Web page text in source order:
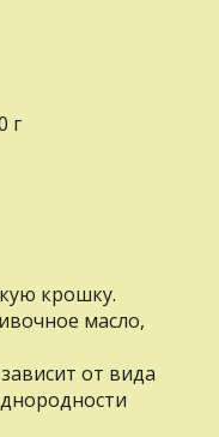
г
крошку.
масло,
от вида